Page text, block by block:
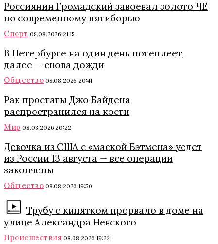
Россиянин Громадский завоевал золото ЧЕ
по современному пятиборью
Спорт 08.08.2026 21:15
В Петербурге на один день потеплеет,
далее — снова дожди
Общество 08.08.2026 20:41
Рак простаты Джо Байдена
распространился на кости
Мир 08.08.2026 20:22
Девочка из США с «маской Бэтмена» уедет
из России 13 августа — все операции
закончены
Общество 08.08.2026 19:50
Трубу с кипятком прорвало в доме на
улице Александра Невского
Происшествия 08.08.2026 19:22